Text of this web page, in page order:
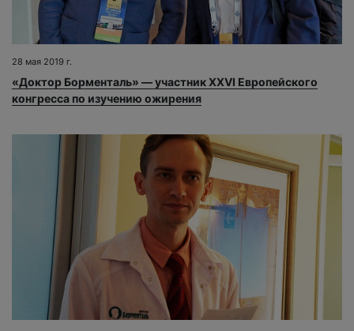
28 мая 2019 г.
«Доктор Борменталь» — участник XXVI Европейского
конгресса по изучению ожирения